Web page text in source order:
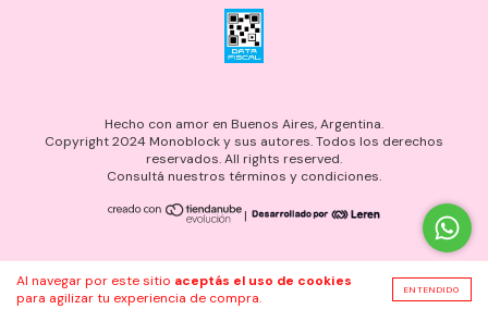
Al navegar por este sitio aceptás el uso de cookies
para agilizar tu experiencia de compra.
ENTENDIDO
Hecho con amor en Buenos Aires, Argentina.
Copyright 2024 Monoblock y sus autores. Todos los derechos
reservados. All rights reserved.
Consultá nuestros términos y condiciones.
|